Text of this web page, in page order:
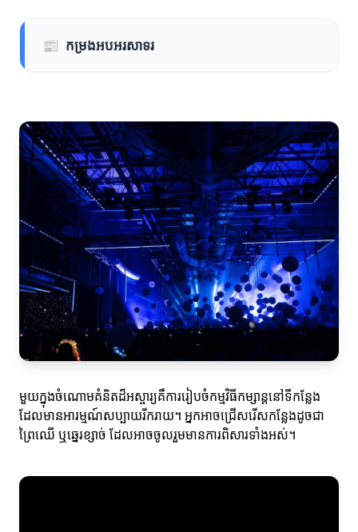
📰 កម្រងអបអរសាទរ
មួយក្នុងចំណោមគំនិតដ៏អស្ចារ្យគឺការរៀបចំកម្មវិធីកម្សាន្តនៅទីកន្លែង
ដែលមានអារម្មណ៍សប្បាយរីករាយ។ អ្នកអាចជ្រើសរើសកន្លែងដូចជា​
ព្រៃឈើ ឬឆ្នេរខ្សាច់ ដែលអាចចូលរួមមានការពិសារទាំងអស់។